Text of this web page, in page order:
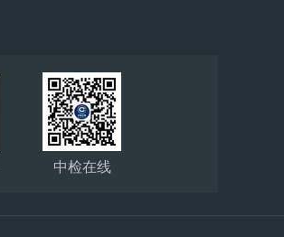
中检在线